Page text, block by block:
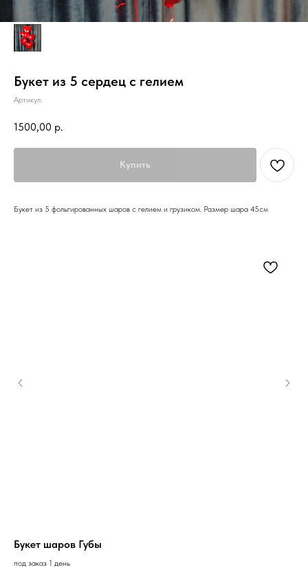
Букет из 5 сердец с гелием
Артикул:
1500,00 р.
Купить
Букет из 5 фольгированных шаров с гелием и грузиком. Размер шара 45см
Букет шаров Губы
под заказ 1 день